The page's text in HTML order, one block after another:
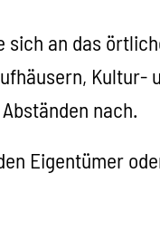
sich an das
Kultur-
nach.
Eigentümer